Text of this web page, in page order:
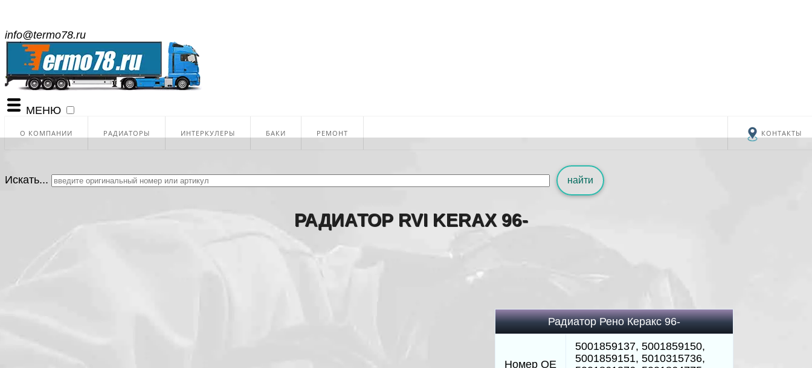
info@termo78.ru
МЕНЮ
О КОМПАНИИ РАДИАТОРЫ ИНТЕРКУЛЕРЫ БАКИ РЕМОНТ КОНТАКТЫ
Искать... найти
РАДИАТОР RVI KERAX 96-
Радиатор Рено Керакс 96-
Номер ОЕ
5001859137, 5001859150,
5001859151, 5010315736,